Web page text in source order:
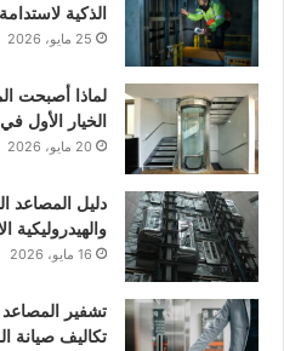
الذكية
25 مايو، 2026
لماذا أصبحت
الخيار الأول
20 مايو، 2026
والهيدروليكية
16 مايو، 2026
تكاليف صيانة